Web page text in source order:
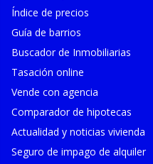
Índice de precios
Guía de barrios
Buscador de Inmobiliarias
Tasación online
Vende con agencia
Comparador de hipotecas
Actualidad y noticias vivienda
Seguro de impago de alquiler